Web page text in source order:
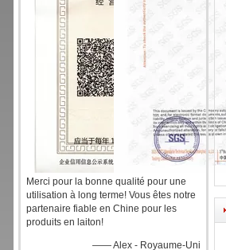
Merci pour la bonne qualité pour une
utilisation à long terme! Vous êtes notre
partenaire fiable en Chine pour les
produits en laiton!
—— Alex - Royaume-Uni